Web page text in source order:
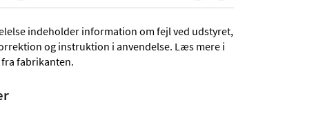
indeholder information om fejl ved udstyret,
og instruktion i anvendelse. Læs mere i
fabrikanten.